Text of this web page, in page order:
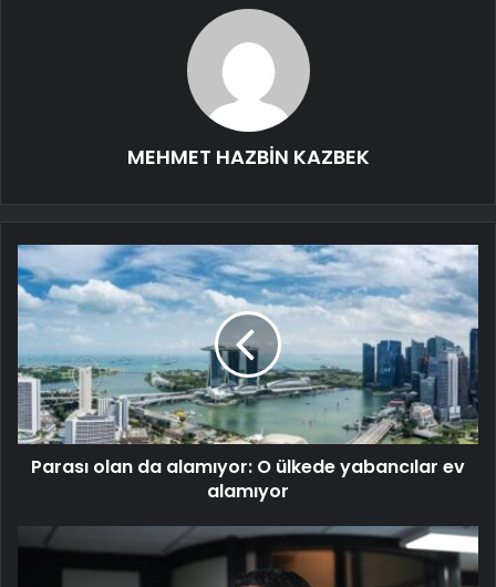
MEHMET HAZBİN KAZBEK
Parası olan da alamıyor: O ülkede yabancılar ev
alamıyor